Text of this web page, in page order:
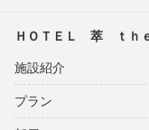
ＨＯＴＥＬ 萃 ｔｈ
施設紹介
プラン